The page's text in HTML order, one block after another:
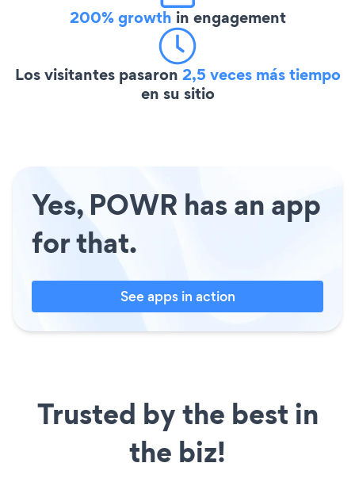
200% growth in engagement
Los visitantes pasaron 2,5 veces más tiempo
en su sitio
Yes, POWR has an app
for that.
See apps in action
Trusted by the best in
the biz!